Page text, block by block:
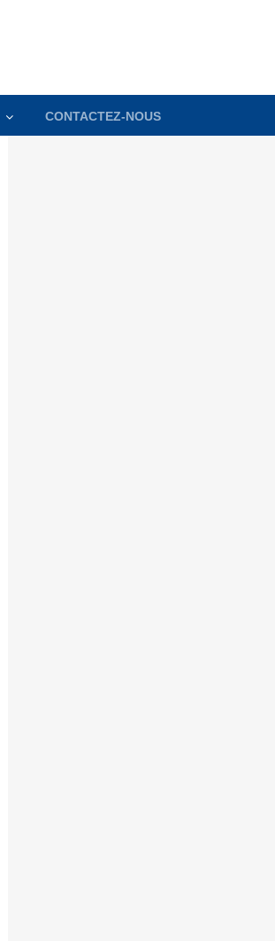
CONTACTEZ-NOUS